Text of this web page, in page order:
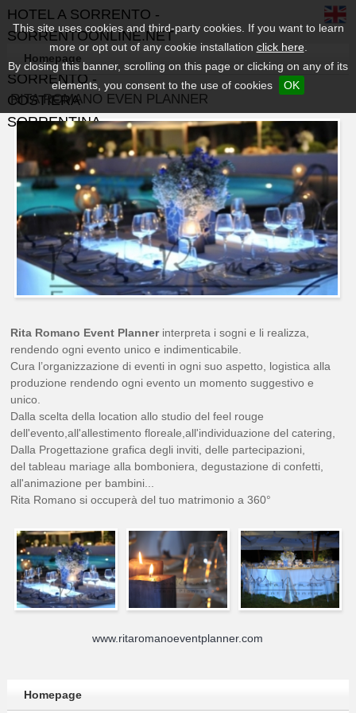
This site uses cookies and third-party cookies. If you want to learn
more or opt out of any cookie installation click here.
By closing this banner, scrolling on this page or clicking on any of its
elements, you consent to the use of cookies
OK
HOTEL A SORRENTO -
SORRENTOONLINE.NET
- GUIDA TURISTICA DI
SORRENTO -
COSTIERA
SORRENTINA
Homepage
RITA ROMANO EVEN PLANNER
Rita Romano Event Plannerinterpreta i sogni e li realizza,
rendendo ogni evento unico e indimenticabile.
Cura l’organizzazione di eventi in ogni suo aspetto, logistica alla
produzione rendendo ogni evento un momento suggestivo e
unico.
Dalla scelta della location allo studio del feel rouge
dell'evento,all'allestimento floreale,all'individuazione del catering,
Dalla Progettazione grafica degli inviti, delle partecipazioni,
del tableau mariage alla bomboniera, degustazione di confetti,
all'animazione per bambini...
Rita Romano si occuperà del tuo matrimonio a 360°
www.ritaromanoeventplanner.com
Homepage